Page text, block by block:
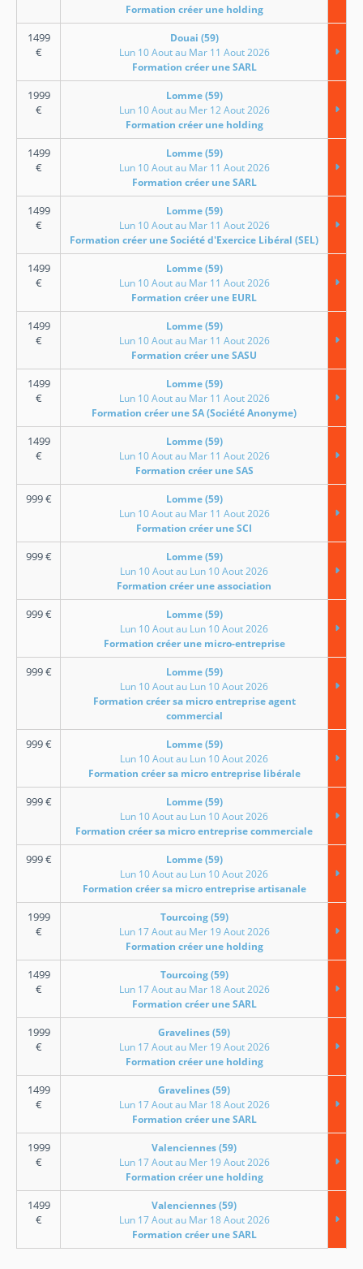
Formation créer une holding
1499
€
Douai (59)
Lun 10 Aout au Mar 11 Aout 2026
Formation créer une SARL
1999
€
Lomme (59)
Lun 10 Aout au Mer 12 Aout 2026
Formation créer une holding
1499
€
Lomme (59)
Lun 10 Aout au Mar 11 Aout 2026
Formation créer une SARL
1499
€
Lomme (59)
Lun 10 Aout au Mar 11 Aout 2026
Formation créer une Société d'Exercice Libéral (SEL)
1499
€
Lomme (59)
Lun 10 Aout au Mar 11 Aout 2026
Formation créer une EURL
1499
€
Lomme (59)
Lun 10 Aout au Mar 11 Aout 2026
Formation créer une SASU
1499
€
Lomme (59)
Lun 10 Aout au Mar 11 Aout 2026
Formation créer une SA (Société Anonyme)
1499
€
Lomme (59)
Lun 10 Aout au Mar 11 Aout 2026
Formation créer une SAS
999€
Lomme (59)
Lun 10 Aout au Mar 11 Aout 2026
Formation créer une SCI
999€
Lomme (59)
Lun 10 Aout au Lun 10 Aout 2026
Formation créer une association
999€
Lomme (59)
Lun 10 Aout au Lun 10 Aout 2026
Formation créer une micro-entreprise
999€
Lomme (59)
Lun 10 Aout au Lun 10 Aout 2026
Formation créer sa micro entreprise agent
commercial
999€
Lomme (59)
Lun 10 Aout au Lun 10 Aout 2026
Formation créer sa micro entreprise libérale
999€
Lomme (59)
Lun 10 Aout au Lun 10 Aout 2026
Formation créer sa micro entreprise commerciale
999€
Lomme (59)
Lun 10 Aout au Lun 10 Aout 2026
Formation créer sa micro entreprise artisanale
1999
€
Tourcoing (59)
Lun 17 Aout au Mer 19 Aout 2026
Formation créer une holding
1499
€
Tourcoing (59)
Lun 17 Aout au Mar 18 Aout 2026
Formation créer une SARL
1999
€
Gravelines (59)
Lun 17 Aout au Mer 19 Aout 2026
Formation créer une holding
1499
€
Gravelines (59)
Lun 17 Aout au Mar 18 Aout 2026
Formation créer une SARL
1999
€
Valenciennes (59)
Lun 17 Aout au Mer 19 Aout 2026
Formation créer une holding
1499
€
Valenciennes (59)
Lun 17 Aout au Mar 18 Aout 2026
Formation créer une SARL